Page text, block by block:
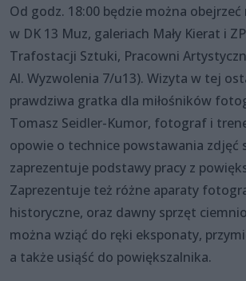
Od godz. 18:00 będzie można
w DK 13 Muz, galeriach Mały Kierat i
Trafostacji Sztuki, Pracowni
Al. Wyzwolenia 7/u13). Wizyta w tej
prawdziwa gratka dla miłośników
Tomasz Seidler-Kumor, fotograf i
opowie o technice powstawania zdjęć
zaprezentuje podstawy pracy z
Zaprezentuje też różne aparaty
historyczne, oraz dawny sprzęt
można wziąć do ręki eksponaty,
a także usiąść do powiększalnika.